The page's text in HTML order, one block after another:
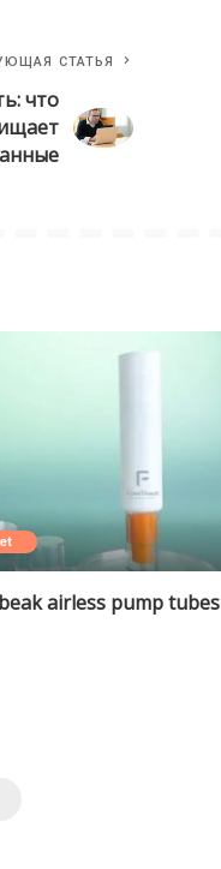
СТАТЬЯ
что
airless pump tubes